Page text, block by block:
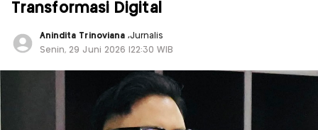
Transformasi Digital
Anindita Trinoviana ,Jurnalis
Senin, 29 Juni 2026 |22:30 WIB